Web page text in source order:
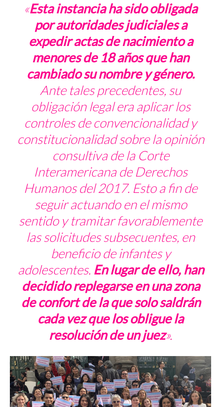
«Esta instancia ha sido obligada
por autoridades judiciales a
expedir actas de nacimiento a
menores de 18 años que han
cambiado su nombre y género.
Ante tales precedentes, su
obligación legal era aplicar los
controles de convencionalidad y
constitucionalidad sobre la opinión
consultiva de la Corte
Interamericana de Derechos
Humanos del 2017. Esto a fin de
seguir actuando en el mismo
sentido y tramitar favorablemente
las solicitudes subsecuentes, en
beneficio de infantes y
adolescentes. En lugar de ello, han
decidido replegarse en una zona
de confort de la que solo saldrán
cada vez que los obligue la
resolución de un juez».